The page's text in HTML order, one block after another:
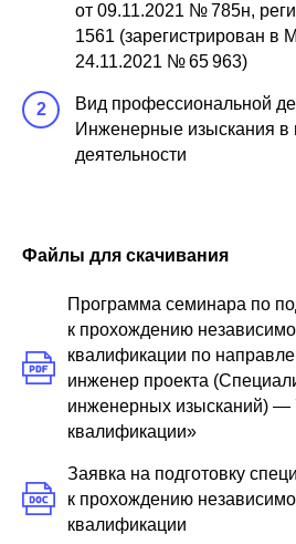
от 09.11.2021 № 785н,
1561 (зарегистрирован в
24.11.2021 № 65 963)
2
Вид профессиональной
Инженерные изыскания в
деятельности
Файлы для скачивания
Программа семинара по
к прохождению
квалификации по
инженер проекта
инженерных изысканий) —
квалификации»
Заявка на подготовку
к прохождению
квалификации